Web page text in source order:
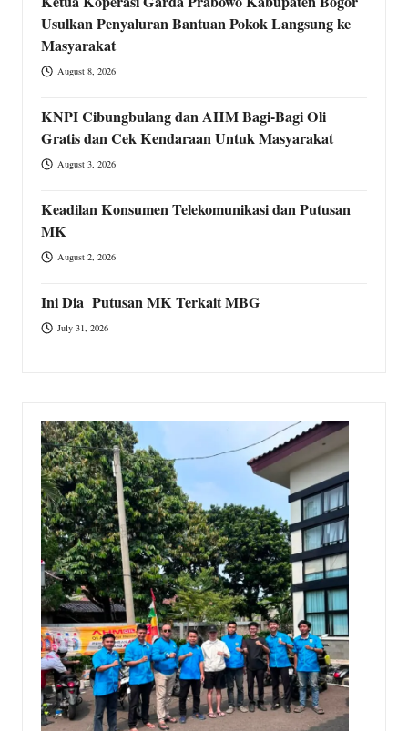
Usulkan Penyaluran Bantuan Pokok Langsung ke
Masyarakat
August 8, 2026
KNPI Cibungbulang dan AHM Bagi-Bagi Oli
Gratis dan Cek Kendaraan Untuk Masyarakat
August 3, 2026
Keadilan Konsumen Telekomunikasi dan Putusan
MK
August 2, 2026
Ini Dia Putusan MK Terkait MBG
July 31, 2026